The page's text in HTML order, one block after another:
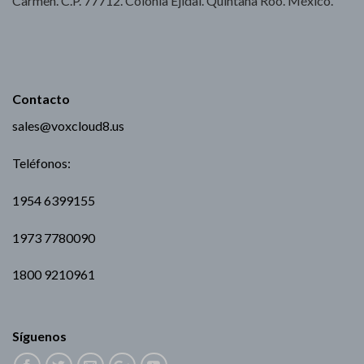
Contacto
sales@voxcloud8.us
Teléfonos:
1954 6399155
1973 7780090
1800 9210961
Síguenos